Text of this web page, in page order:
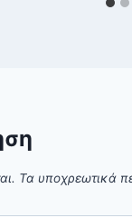
Τα υποχρεωτικά